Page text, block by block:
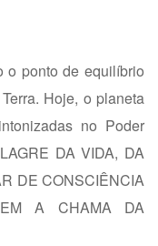
o ponto de equilíbrio
Hoje, o planeta
no Poder
DA VIDA, DA
DE CONSCIÊNCIA
A CHAMA DA